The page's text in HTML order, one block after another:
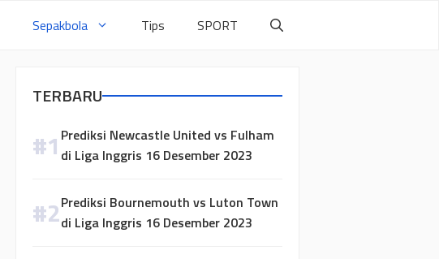
Sepakbola Tips SPORT
TERBARU
Prediksi Newcastle United vs Fulham
di Liga Inggris 16 Desember 2023
Prediksi Bournemouth vs Luton Town
di Liga Inggris 16 Desember 2023